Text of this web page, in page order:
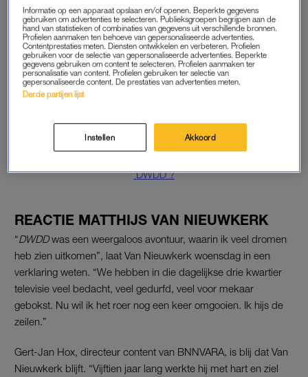
TOEKOMST
De laatste aflevering vanDWDDwordt op 27 maart
uitgezonden, maar Van Nieuwkerk gaat daarna duidelijk niet
stil zitten. Vanaf begin volgend jaar maakt de presentator een
lange reeks zaterdagavondprogramma’s. BNNVARA is bezig
met de ontwikkeling van een nieuw programma op de
‘DWDD’?
REACTIE MATTHIJS VAN NIEUWKERK
“DWDDwas een weergaloos avontuur, waarin ik veel dromen
heb zien uitkomen”, laat Van Nieuwkerk woensdag in een
verklaring weten. “We hebben in die dagelijkse drie kwartier
televisie veel bedacht, veel gedurfd, veel voor mekaar
gebokst. Nu wil ik het roer nog een keer omgooien. Ik hijs de
zeilen.”
Gert-Jan Hox, directeur content van BNNVARA, is blij dat Van
Nieuwkerk blijft. “Vijftien jaar lang werkte hij met hart en ziel
Informatie op een apparaat opslaan en/of openen. Beperkte gegevens
gebruiken om advertenties te selecteren. Publieksgroepen begrijpen aan de
hand van statistieken of combinaties van gegevens uit verschillende bronnen.
Profielen aanmaken ten behoeve van gepersonaliseerde advertenties.
Contentprestaties meten. Diensten ontwikkelen en verbeteren. Profielen
gebruiken voor de selectie van gepersonaliseerde advertenties. Beperkte
gegevens gebruiken om content te selecteren. Profielen aanmaken ter
personalisatie van content. Profielen gebruiken ter selectie van
gepersonaliseerde content. De prestaties van advertenties meten.
Derde partijen lijst
Instellen Akkoord